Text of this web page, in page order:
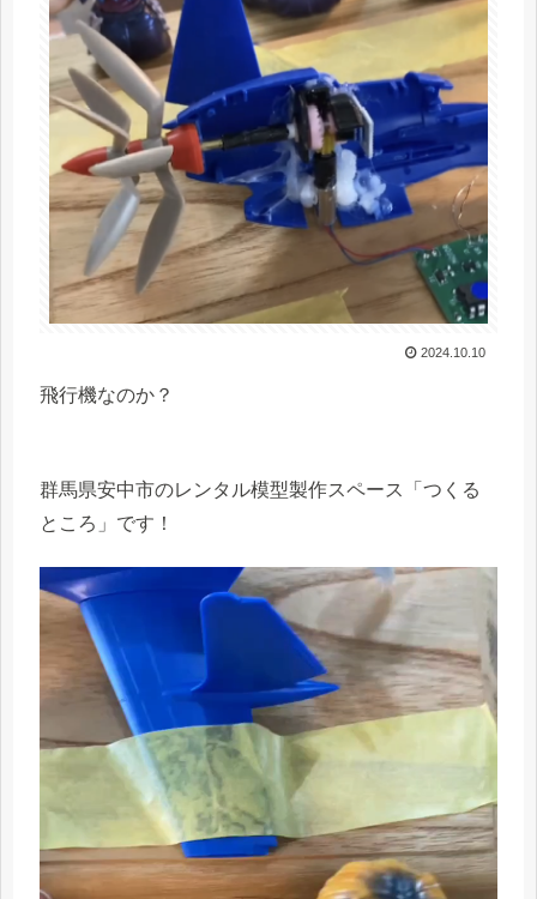
2024.10.10
飛行機なのか？
群馬県安中市のレンタル模型製作スペース「つくる
ところ」です！